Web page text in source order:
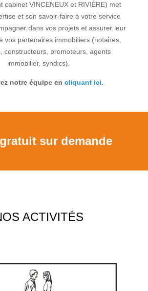
cabinet VINCENEUX et RIVIÈRE) met
et son savoir-faire à votre service
dans vos projets et assurer leur
vos partenaires immobiliers (notaires,
constructeurs, promoteurs, agents
immobilier, syndics).
notre équipe en cliquant ici.
sur demande
ACTIVITÉS